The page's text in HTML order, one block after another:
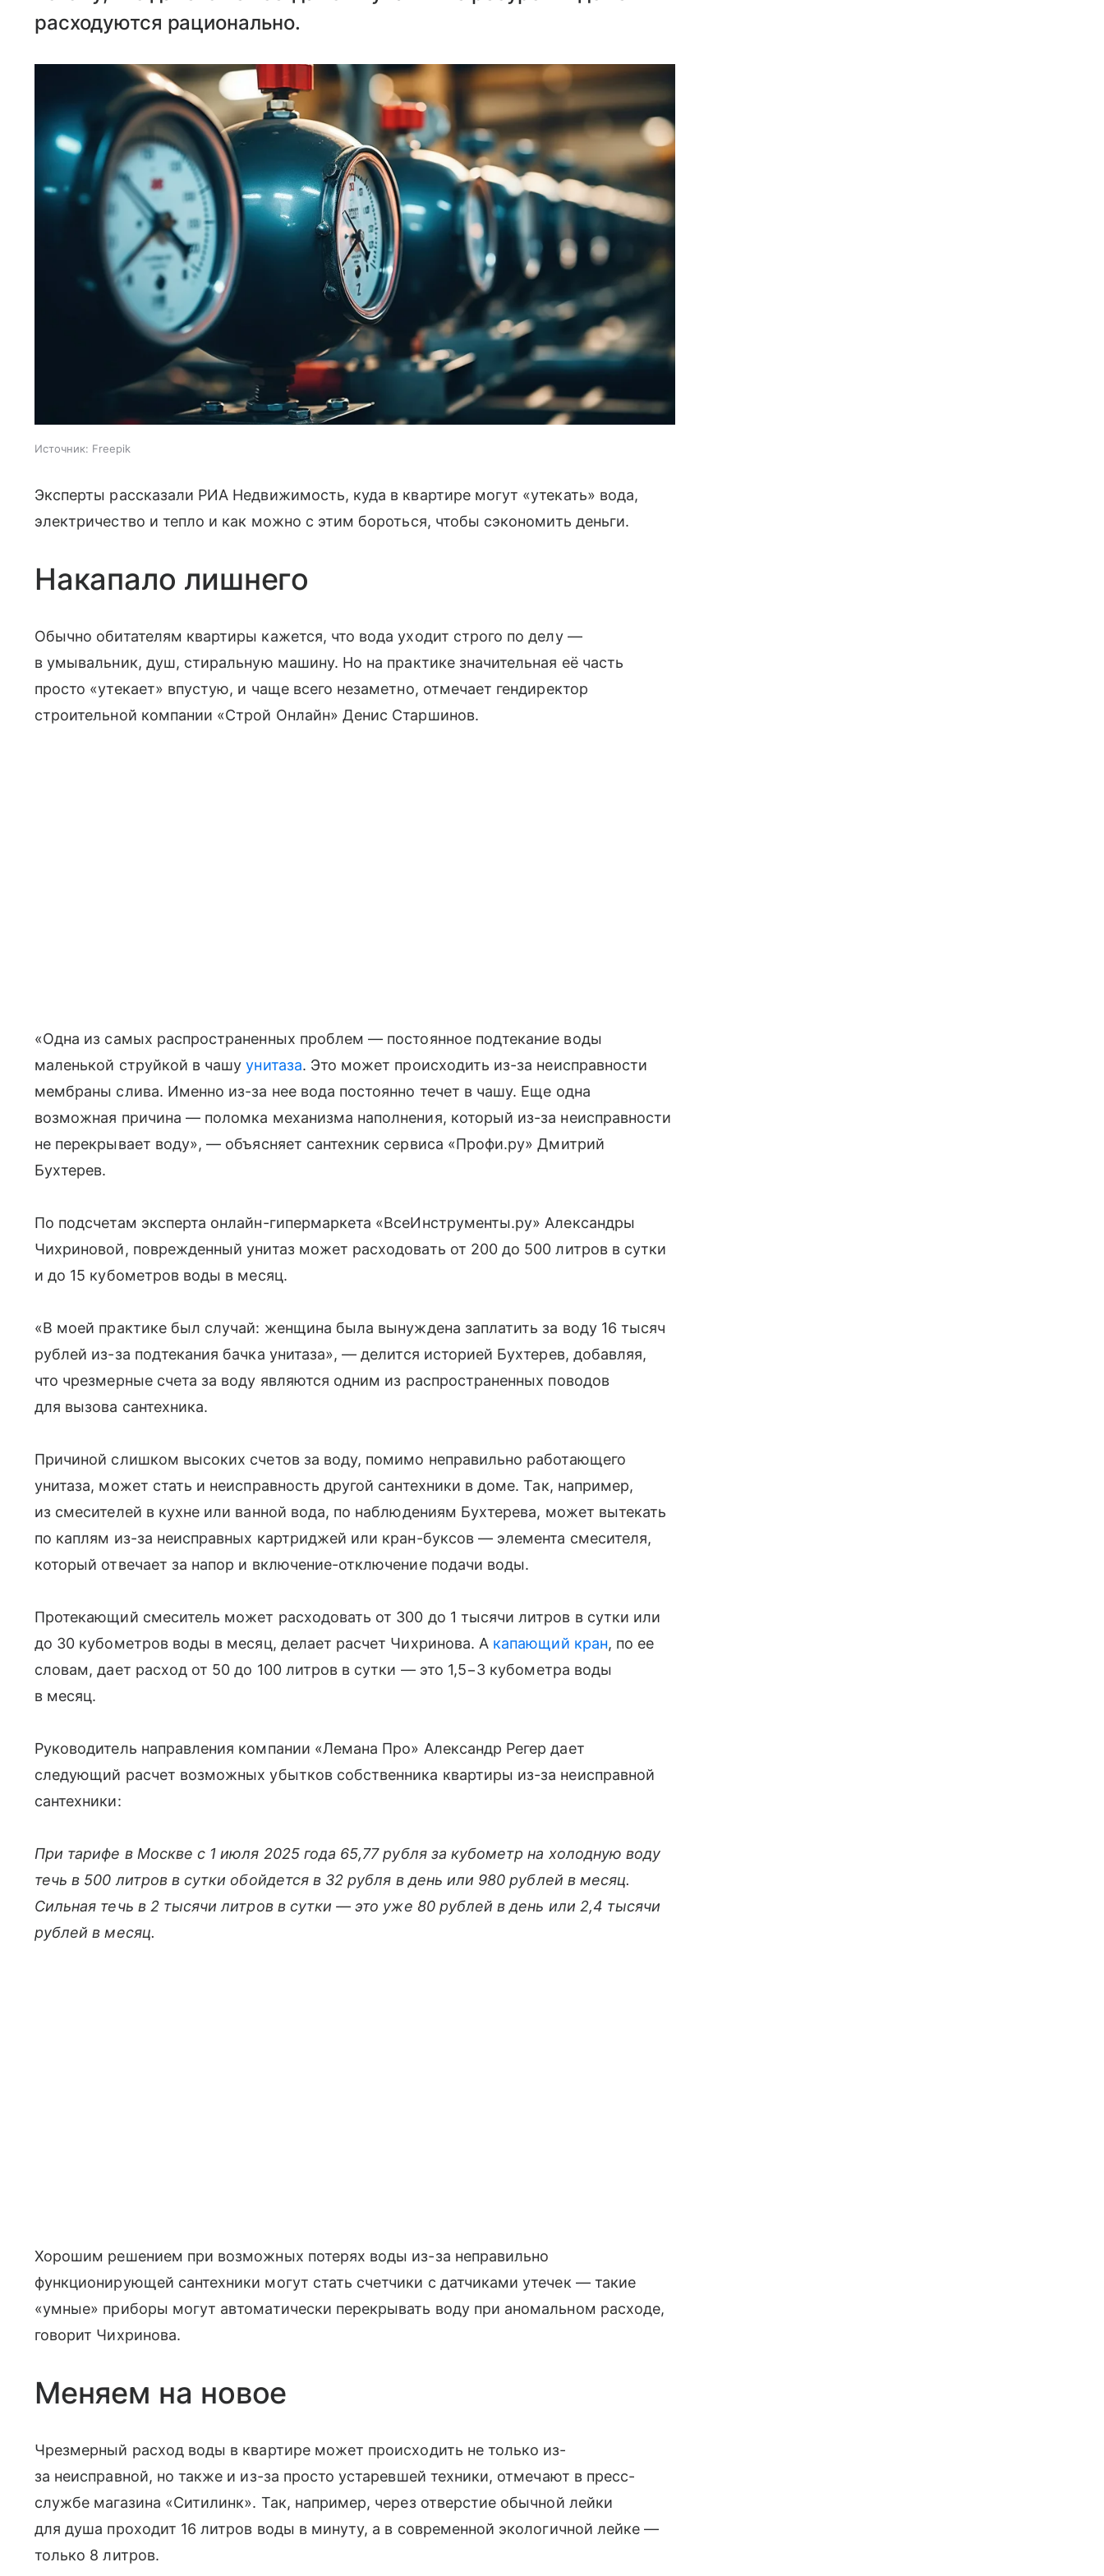
расходуются рационально.
Источник: Freepik
Эксперты рассказали РИА Недвижимость, куда в квартире могут «утекать» вода,
электричество и тепло и как можно с этим бороться, чтобы сэкономить деньги.
Накапало лишнего
Обычно обитателям квартиры кажется, что вода уходит строго по делу —
в умывальник, душ, стиральную машину. Но на практике значительная её часть
просто «утекает» впустую, и чаще всего незаметно, отмечает гендиректор
строительной компании «Строй Онлайн» Денис Старшинов.
«Одна из самых распространенных проблем — постоянное подтекание воды
маленькой струйкой в чашуунитаза. Это может происходить из-за неисправности
мембраны слива. Именно из-за нее вода постоянно течет в чашу. Еще одна
возможная причина — поломка механизма наполнения, который из-за неисправности
не перекрывает воду», — объясняет сантехник сервиса «Профи.ру» Дмитрий
Бухтерев.
По подсчетам эксперта онлайн-гипермаркета «ВсеИнструменты.ру» Александры
Чихриновой, поврежденный унитаз может расходовать от 200 до 500 литров в сутки
и до 15 кубометров воды в месяц.
«В моей практике был случай: женщина была вынуждена заплатить за воду 16 тысяч
рублей из-за подтекания бачка унитаза», — делится историей Бухтерев, добавляя,
что чрезмерные счета за воду являются одним из распространенных поводов
для вызова сантехника.
Причиной слишком высоких счетов за воду, помимо неправильно работающего
унитаза, может стать и неисправность другой сантехники в доме. Так, например,
из смесителей в кухне или ванной вода, по наблюдениям Бухтерева, может вытекать
по каплям из-за неисправных картриджей или кран-буксов — элемента смесителя,
который отвечает за напор и включение-отключение подачи воды.
Протекающий смеситель может расходовать от 300 до 1 тысячи литров в сутки или
до 30 кубометров воды в месяц, делает расчет Чихринова. А капающий кран, по ее
словам, дает расход от 50 до 100 литров в сутки — это 1,5−3 кубометра воды
в месяц.
Руководитель направления компании «Лемана Про» Александр Регер дает
следующий расчет возможных убытков собственника квартиры из-за неисправной
сантехники:
При тарифе в Москве с 1 июля 2025 года 65,77 рубля за кубометр на холодную воду
течь в 500 литров в сутки обойдется в 32 рубля в день или 980 рублей в месяц.
Сильная течь в 2 тысячи литров в сутки — это уже 80 рублей в день или 2,4 тысячи
рублей в месяц.
Хорошим решением при возможных потерях воды из-за неправильно
функционирующей сантехники могут стать счетчики с датчиками утечек — такие
«умные» приборы могут автоматически перекрывать воду при аномальном расходе,
говорит Чихринова.
Меняем на новое
Чрезмерный расход воды в квартире может происходить не только из-
за неисправной, но также и из-за просто устаревшей техники, отмечают в пресс-
службе магазина «Ситилинк». Так, например, через отверстие обычной лейки
для душа проходит 16 литров воды в минуту, а в современной экологичной лейке —
только 8 литров.